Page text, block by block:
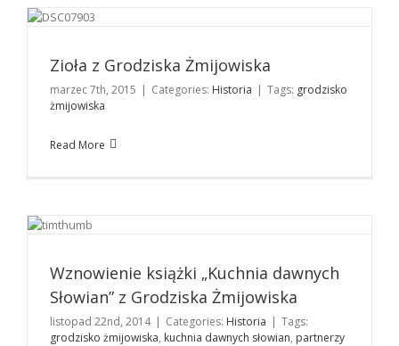
Zioła z Grodziska Żmijowiska
marzec 7th, 2015 | Categories: Historia | Tags: grodzisko
żmijowiska
Read More
Wznowienie książki „Kuchnia dawnych Słowian” z
Wznowienie książki „Kuchnia dawnych
Słowian” z Grodziska Żmijowiska
listopad 22nd, 2014 | Categories: Historia | Tags:
grodzisko żmijowiska, kuchnia dawnych słowian, partnerzy